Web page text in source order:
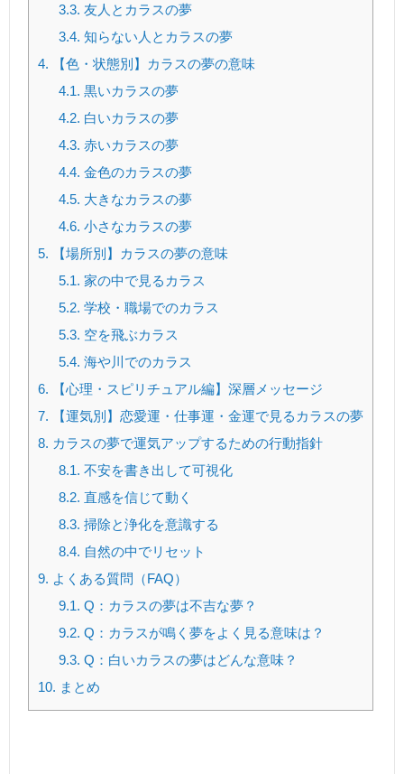
3.3. 友人とカラスの夢
3.4. 知らない人とカラスの夢
4. 【色・状態別】カラスの夢の意味
4.1. 黒いカラスの夢
4.2. 白いカラスの夢
4.3. 赤いカラスの夢
4.4. 金色のカラスの夢
4.5. 大きなカラスの夢
4.6. 小さなカラスの夢
5. 【場所別】カラスの夢の意味
5.1. 家の中で見るカラス
5.2. 学校・職場でのカラス
5.3. 空を飛ぶカラス
5.4. 海や川でのカラス
6. 【心理・スピリチュアル編】深層メッセージ
7. 【運気別】恋愛運・仕事運・金運で見るカラスの夢
8. カラスの夢で運気アップするための行動指針
8.1. 不安を書き出して可視化
8.2. 直感を信じて動く
8.3. 掃除と浄化を意識する
8.4. 自然の中でリセット
9. よくある質問（FAQ）
9.1. Q：カラスの夢は不吉な夢？
9.2. Q：カラスが鳴く夢をよく見る意味は？
9.3. Q：白いカラスの夢はどんな意味？
10. まとめ